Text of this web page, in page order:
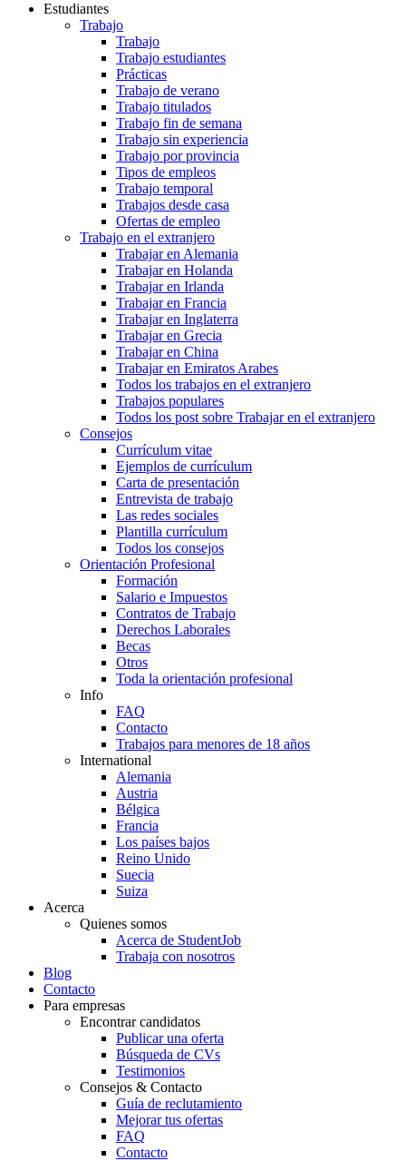
Estudiantes
Trabajo
Trabajo
Trabajo estudiantes
Prácticas
Trabajo de verano
Trabajo titulados
Trabajo fin de semana
Trabajo sin experiencia
Trabajo por provincia
Tipos de empleos
Trabajo temporal
Trabajos desde casa
Ofertas de empleo
Trabajo en el extranjero
Trabajar en Alemania
Trabajar en Holanda
Trabajar en Irlanda
Trabajar en Francia
Trabajar en Inglaterra
Trabajar en Grecia
Trabajar en China
Trabajar en Emiratos Arabes
Todos los trabajos en el extranjero
Trabajos populares
Todos los post sobre Trabajar en el extranjero
Consejos
Currículum vitae
Ejemplos de currículum
Carta de presentación
Entrevista de trabajo
Las redes sociales
Plantilla currículum
Todos los consejos
Orientación Profesional
Formación
Salario e Impuestos
Contratos de Trabajo
Derechos Laborales
Becas
Otros
Toda la orientación profesional
Info
FAQ
Contacto
Trabajos para menores de 18 años
International
Alemania
Austria
Bélgica
Francia
Los países bajos
Reino Unido
Suecia
Suiza
Acerca
Quienes somos
Acerca de StudentJob
Trabaja con nosotros
Blog
Contacto
Para empresas
Encontrar candidatos
Publicar una oferta
Búsqueda de CVs
Testimonios
Consejos & Contacto
Guía de reclutamiento
Mejorar tus ofertas
FAQ
Contacto